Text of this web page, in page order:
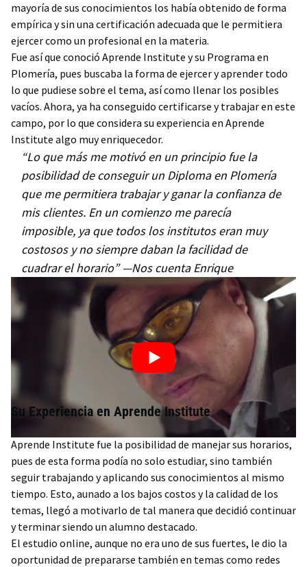
mayoría de sus conocimientos los había obtenido de forma
empírica y sin una certificación adecuada que le permitiera
ejercer como un profesional en la materia.
Fue así que conoció Aprende Institute y su Programa en
Plomería, pues buscaba la forma de ejercer y aprender todo
lo que pudiese sobre el tema, así como llenar los posibles
vacíos. Ahora, ya ha conseguido certificarse y trabajar en este
campo, por lo que considera su experiencia en Aprende
Institute algo muy enriquecedor.
“Lo que más me motivó en un principio fue la
posibilidad de conseguir un Diploma en Plomería
que me permitiera trabajar y ganar la confianza de
mis clientes. En un comienzo me parecía
imposible, ya que todos los institutos eran muy
costosos y no siempre daban la facilidad de
cuadrar el horario” —Nos cuenta Enrique
Su Experiencia en Aprende Institute
Para Enrique uno de los mayores beneficios de estudiar en
Aprende Institute fue la posibilidad de manejar sus horarios,
pues de esta forma podía no solo estudiar, sino también
seguir trabajando y aplicando sus conocimientos al mismo
tiempo. Esto, aunado a los bajos costos y la calidad de los
temas, llegó a motivarlo de tal manera que decidió continuar
y terminar siendo un alumno destacado.
El estudio online, aunque no era uno de sus fuertes, le dio la
oportunidad de prepararse también en temas como redes